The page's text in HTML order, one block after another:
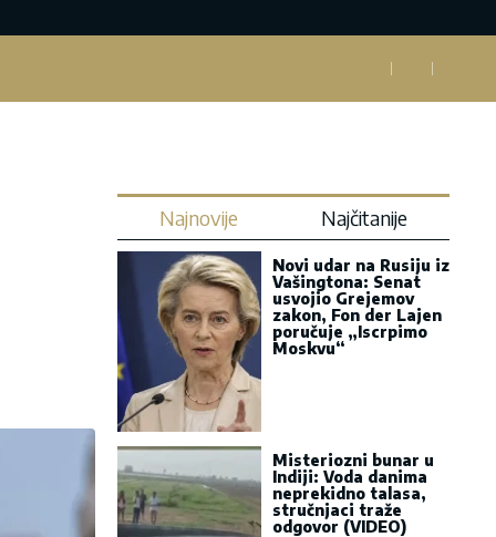
Najnovije Najčitanije
Novi udar na Rusiju iz
Vašingtona: Senat
usvojio Grejemov
zakon, Fon der Lajen
poručuje „Iscrpimo
Moskvu“
Misteriozni bunar u
Indiji: Voda danima
neprekidno talasa,
stručnjaci traže
odgovor (VIDEO)